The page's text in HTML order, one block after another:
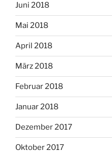
Juni 2018
Mai 2018
April 2018
März 2018
Februar 2018
Januar 2018
Dezember 2017
Oktober 2017